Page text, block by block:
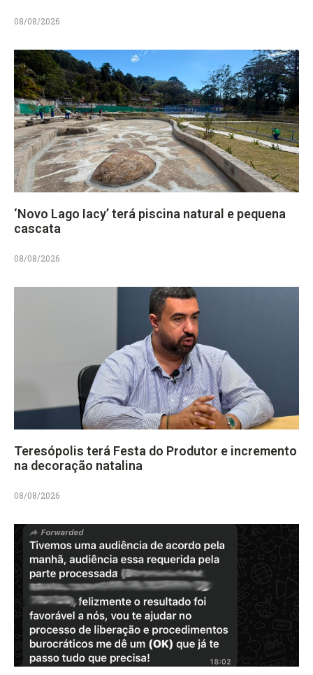
08/08/2026
‘Novo Lago Iacy’ terá piscina natural e pequena
cascata
08/08/2026
Teresópolis terá Festa do Produtor e incremento
na decoração natalina
08/08/2026